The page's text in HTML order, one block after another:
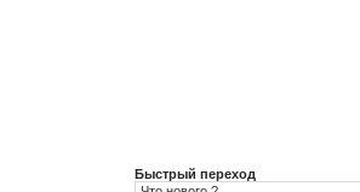
Быстрый переход